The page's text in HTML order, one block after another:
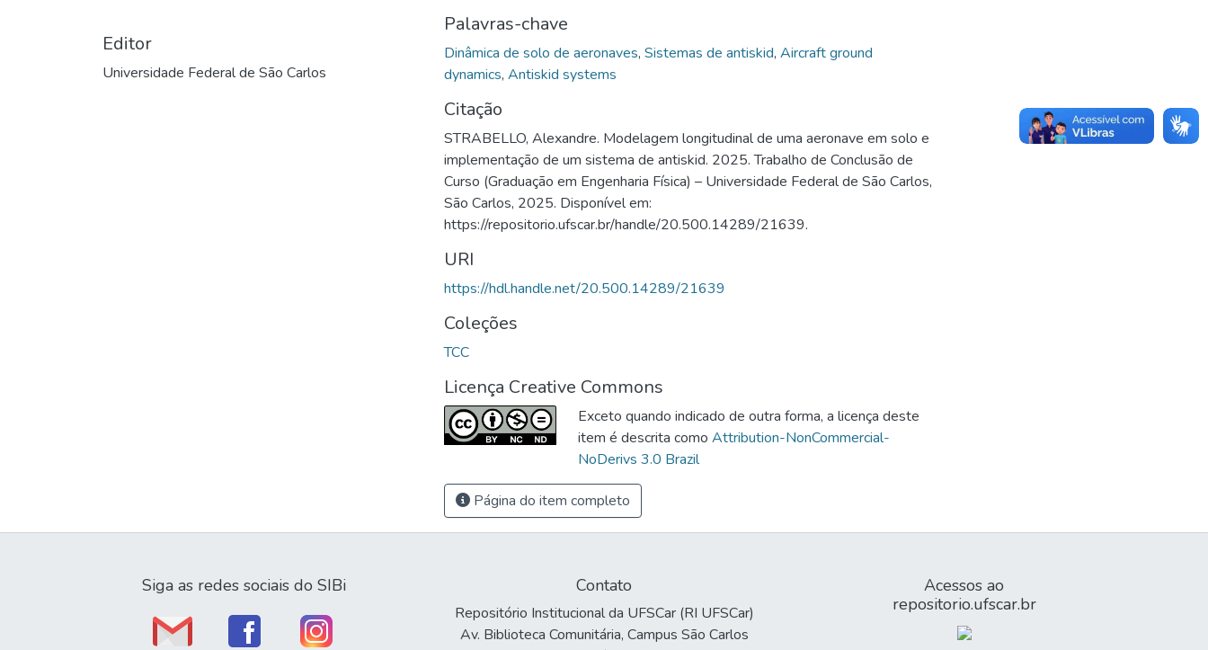
Editor
Universidade Federal de São Carlos
Palavras-chave
Dinâmica de solo de aeronaves, Sistemas de antiskid, Aircraft ground
dynamics, Antiskid systems
Citação
STRABELLO, Alexandre. Modelagem longitudinal de uma aeronave em solo e
implementação de um sistema de antiskid. 2025. Trabalho de Conclusão de
Curso (Graduação em Engenharia Física) – Universidade Federal de São Carlos,
São Carlos, 2025. Disponível em:
https://repositorio.ufscar.br/handle/20.500.14289/21639.
URI
https://hdl.handle.net/20.500.14289/21639
Coleções
TCC
Licença Creative Commons
Exceto quando indicado de outra forma, a licença deste
item é descrita como Attribution-NonCommercial-
NoDerivs 3.0 Brazil
Página do item completo
Siga as redes sociais do SIBi Contato
Repositório Institucional da UFSCar (RI UFSCar)
Av. Biblioteca Comunitária, Campus São Carlos
Acessos ao
repositorio.ufscar.br